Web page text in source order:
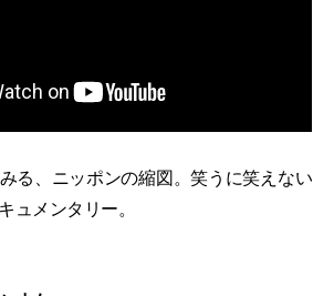
る、ニッポンの縮図。笑うに笑えない
ュメンタリー。